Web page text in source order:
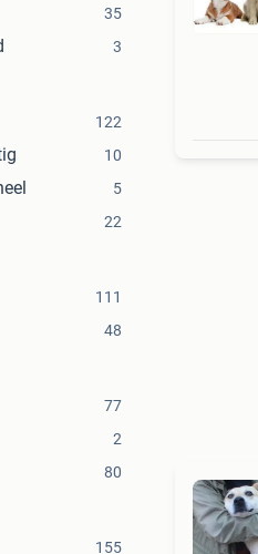
35
3
122
10
5
22
111
48
77
2
80
155